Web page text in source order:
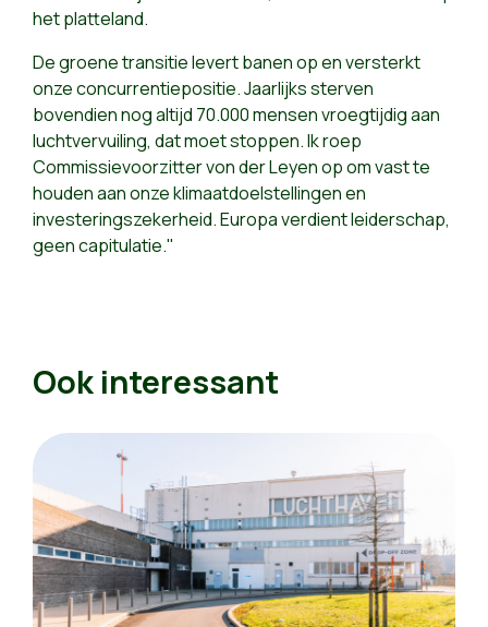
het platteland.
De groene transitie levert banen op en versterkt
onze concurrentiepositie. Jaarlijks sterven
bovendien nog altijd 70.000 mensen vroegtijdig aan
luchtvervuiling, dat moet stoppen. Ik roep
Commissievoorzitter von der Leyen op om vast te
houden aan onze klimaatdoelstellingen en
investeringszekerheid. Europa verdient leiderschap,
geen capitulatie."
Ook interessant